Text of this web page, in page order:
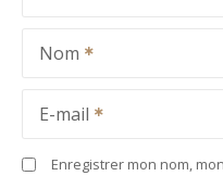
Nom
E-mail
Enregistrer mon nom,